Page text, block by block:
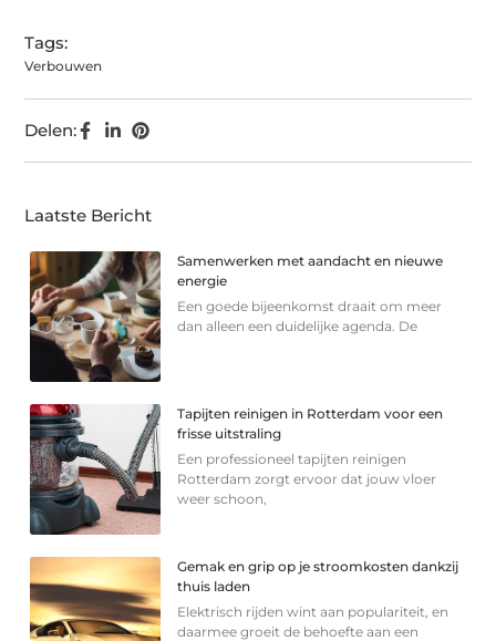
Tags:
Verbouwen
Delen:
Laatste Bericht
Samenwerken met aandacht en nieuwe
energie
Een goede bijeenkomst draait om meer
dan alleen een duidelijke agenda. De
Tapijten reinigen in Rotterdam voor een
frisse uitstraling
Een professioneel tapijten reinigen
Rotterdam zorgt ervoor dat jouw vloer
weer schoon,
Gemak en grip op je stroomkosten dankzij
thuis laden
Elektrisch rijden wint aan populariteit, en
daarmee groeit de behoefte aan een